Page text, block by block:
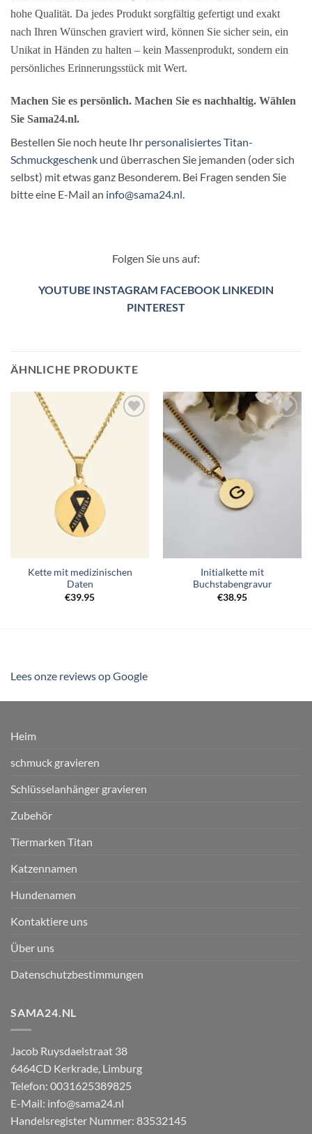
hohe Qualität. Da jedes Produkt sorgfältig gefertigt und exakt
nach Ihren Wünschen graviert wird, können Sie sicher sein, ein
Unikat in Händen zu halten – kein Massenprodukt, sondern ein
persönliches Erinnerungsstück mit Wert.
Machen Sie es persönlich. Machen Sie es nachhaltig. Wählen
Sie Sama24.nl.
Bestellen Sie noch heute Ihr personalisiertes Titan-
Schmuckgeschenk und überraschen Sie jemanden (oder sich
selbst) mit etwas ganz Besonderem. Bei Fragen senden Sie
bitte eine E-Mail an info@sama24.nl.
Folgen Sie uns auf:
YOUTUBE INSTAGRAM FACEBOOK LINKEDIN
PINTEREST
ÄHNLICHE PRODUKTE
Wunschliste
Kette mit medizinischen
Daten
€39.95
Zur
Wunschliste
Initialkette mit
Buchstabengravur
€38.95
Lees onze reviews op Google
Heim
schmuck gravieren
Schlüsselanhänger gravieren
Zubehör
Tiermarken Titan
Katzennamen
Hundenamen
Kontaktiere uns
Über uns
Datenschutzbestimmungen
SAMA24.NL
Jacob Ruysdaelstraat 38
6464CD Kerkrade, Limburg
Telefon: 0031625389825
E-Mail: info@sama24.nl
Handelsregister Nummer: 83532145